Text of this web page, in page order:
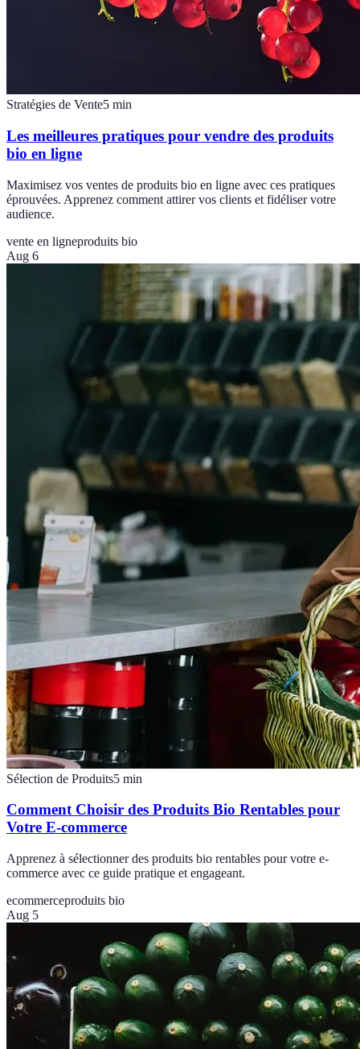
Stratégies de Vente5 min
Les meilleures pratiques pour vendre des produits
bio en ligne
Maximisez vos ventes de produits bio en ligne avec ces pratiques
éprouvées. Apprenez comment attirer vos clients et fidéliser votre
audience.
vente en ligneproduits bio
Aug 6
Sélection de Produits5 min
Comment Choisir des Produits Bio Rentables pour
Votre E-commerce
Apprenez à sélectionner des produits bio rentables pour votre e-
commerce avec ce guide pratique et engageant.
ecommerceproduits bio
Aug 5